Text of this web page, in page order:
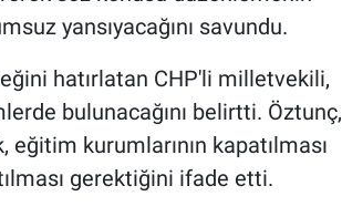
yansıyacağını savundu.
hatırlatan CHP'li milletvekili,
bulunacağını belirtti. Öztunç,
kurumlarının kapatılması
gerektiğini ifade etti.